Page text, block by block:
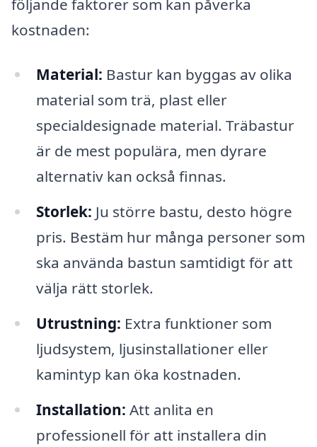
följande faktorer som kan påverka
kostnaden:
Material: Bastur kan byggas av olika
material som trä, plast eller
specialdesignade material. Träbastur
är de mest populära, men dyrare
alternativ kan också finnas.
Storlek: Ju större bastu, desto högre
pris. Bestäm hur många personer som
ska använda bastun samtidigt för att
välja rätt storlek.
Utrustning: Extra funktioner som
ljudsystem, ljusinstallationer eller
kamintyp kan öka kostnaden.
Installation: Att anlita en
professionell för att installera din